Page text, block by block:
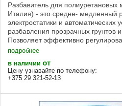
Разбавитель для полиуретановых
Италия) - это средне- медленный
электростатики и автоматических
разбавления прозрачных грунтов
Позволяет эффективно
подробнее
в наличии от
Цену узнавайте по телефону:
+375 29 321-52-13